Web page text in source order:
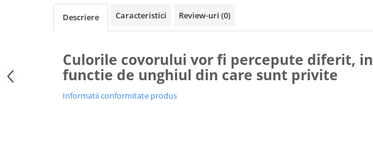
Descriere Caracteristici Review-uri (0)
Culorile covorului vor fi percepute diferit, in
functie de unghiul din care sunt privite
Informatii conformitate produs